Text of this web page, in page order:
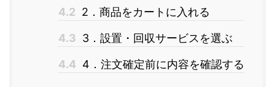
4.2 2．商品をカートに入れる
4.3 3．設置・回収サービスを選ぶ
4.4 4．注文確定前に内容を確認する